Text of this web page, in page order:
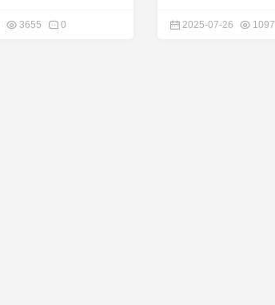
3655 0 2025-07-26 1097